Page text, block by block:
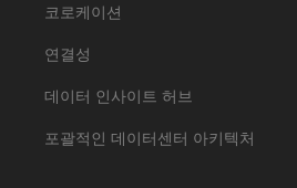
코로케이션
연결성
데이터 인사이트 허브
포괄적인 데이터센터 아키텍처